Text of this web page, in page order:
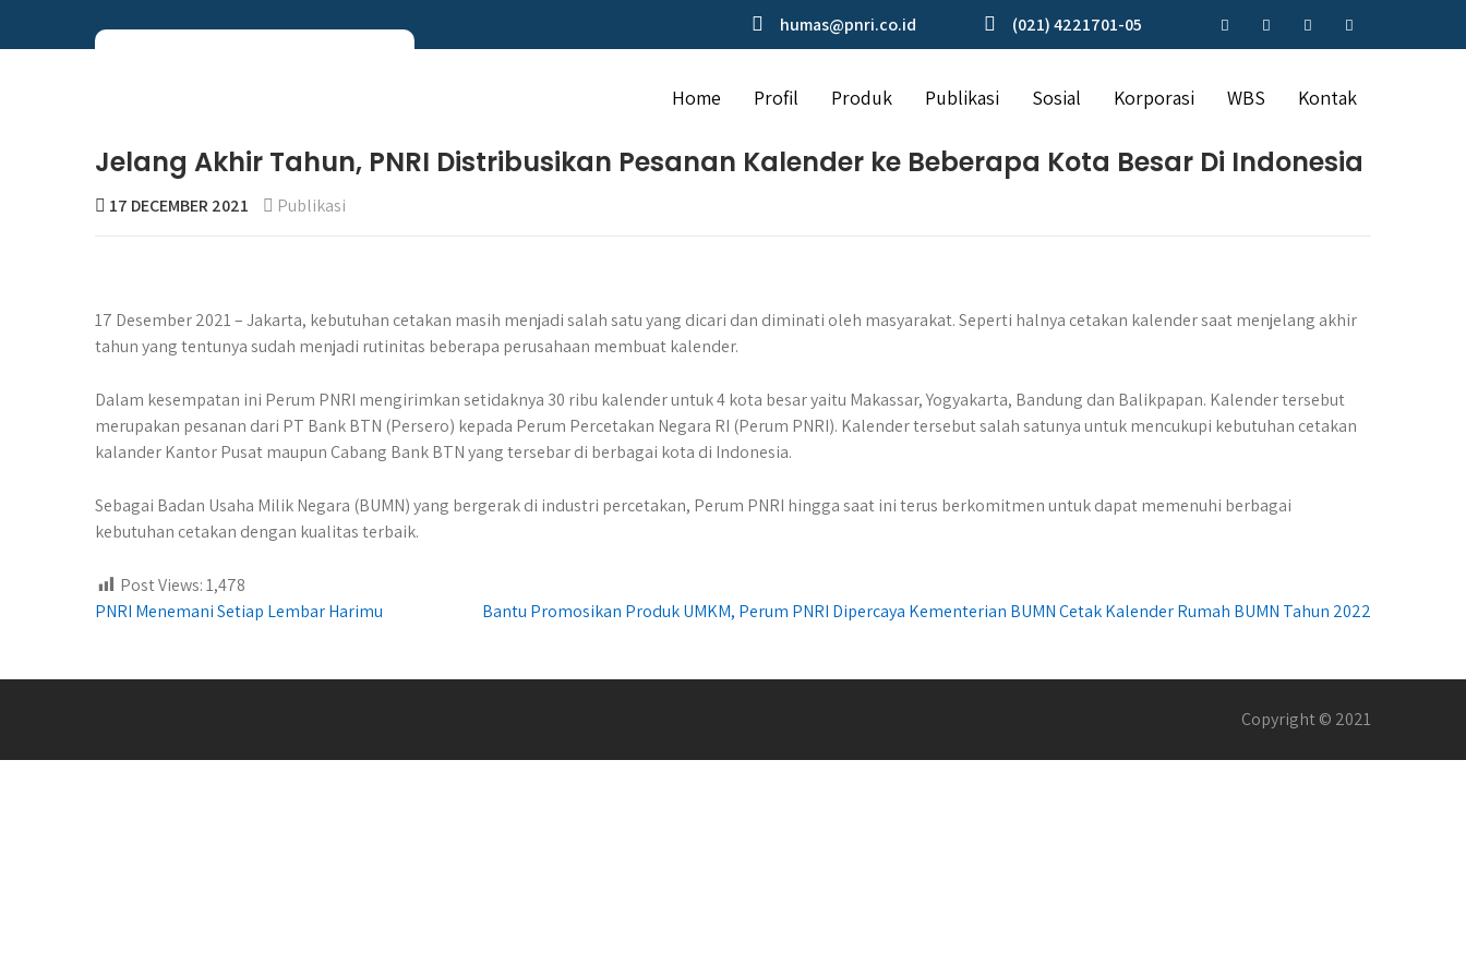
humas@pnri.co.id (021) 4221701-05
Home Profil Produk Publikasi Sosial Korporasi WBS Kontak
Jelang Akhir Tahun, PNRI Distribusikan Pesanan Kalender ke Beberapa Kota Besar Di Indonesia
17 DECEMBER 2021 Publikasi
17 Desember 2021 – Jakarta, kebutuhan cetakan masih menjadi salah satu yang dicari dan diminati oleh masyarakat. Seperti halnya cetakan kalender saat menjelang akhir
tahun yang tentunya sudah menjadi rutinitas beberapa perusahaan membuat kalender.
Dalam kesempatan ini Perum PNRI mengirimkan setidaknya 30 ribu kalender untuk 4 kota besar yaitu Makassar, Yogyakarta, Bandung dan Balikpapan. Kalender tersebut
merupakan pesanan dari PT Bank BTN (Persero) kepada Perum Percetakan Negara RI (Perum PNRI). Kalender tersebut salah satunya untuk mencukupi kebutuhan cetakan
kalander Kantor Pusat maupun Cabang Bank BTN yang tersebar di berbagai kota di Indonesia.
Sebagai Badan Usaha Milik Negara (BUMN) yang bergerak di industri percetakan, Perum PNRI hingga saat ini terus berkomitmen untuk dapat memenuhi berbagai
kebutuhan cetakan dengan kualitas terbaik.
Post Views:1,478
Post
PNRI Menemani Setiap Lembar Harimu Bantu Promosikan Produk UMKM, Perum PNRI Dipercaya Kementerian BUMN Cetak Kalender Rumah BUMN Tahun 2022
Copyright © 2021